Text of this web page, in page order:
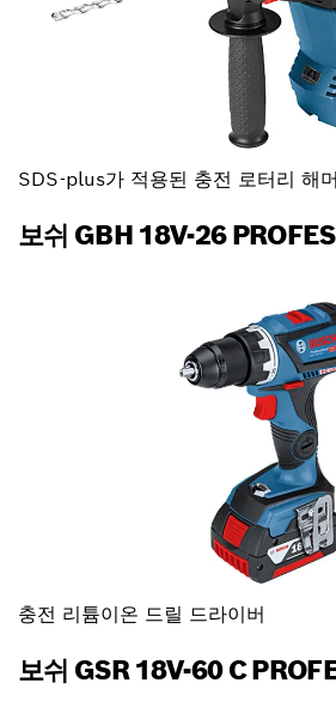
SDS-plus가 적용된 충전 로터리 해머
보쉬 GBH 18V-26
충전 리튬이온 드릴 드라이버
보쉬 GSR 18V-60 C